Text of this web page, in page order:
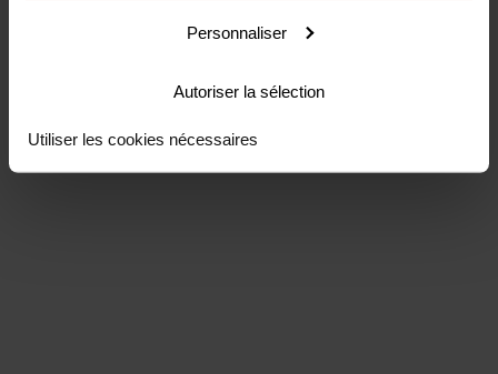
Personnaliser
Autoriser la sélection
Utiliser les cookies nécessaires